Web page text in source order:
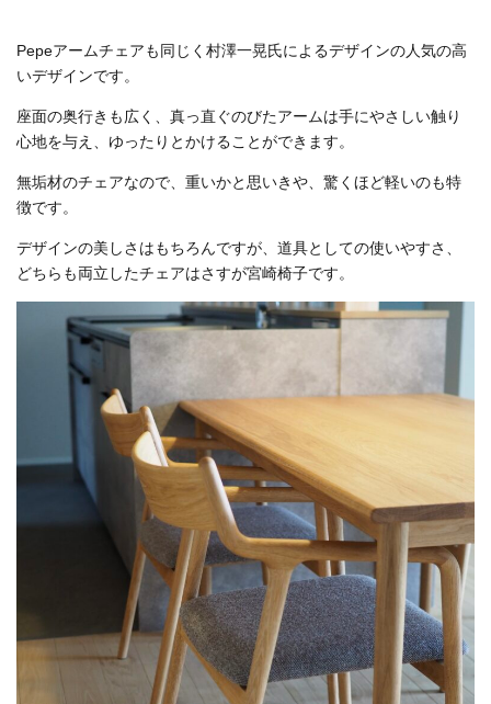
Pepeアームチェアも同じく村澤一晃氏によるデザインの人気の高
いデザインです。
座面の奥行きも広く、真っ直ぐのびたアームは手にやさしい触り
心地を与え、ゆったりとかけることができます。
無垢材のチェアなので、重いかと思いきや、驚くほど軽いのも特
徴です。
デザインの美しさはもちろんですが、道具としての使いやすさ、
どちらも両立したチェアはさすが宮崎椅子です。